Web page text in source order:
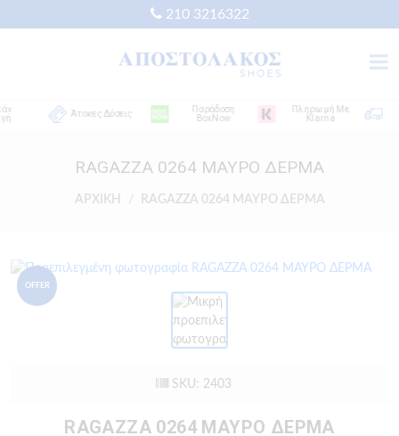
210 3216322
Άτοκες Δόσεις
Παράδοση
BoxNow
Πληρωμή Με
Klarna
RAGAZZA 0264 ΜΑΥΡΟ ΔΕΡΜΑ
ΑΡΧΙΚΗ RAGAZZA 0264 ΜΑΥΡΟ ΔΕΡΜΑ
OFFER
SKU: 2403
RAGAZZA 0264 ΜΑΥΡΟ ΔΕΡΜΑ